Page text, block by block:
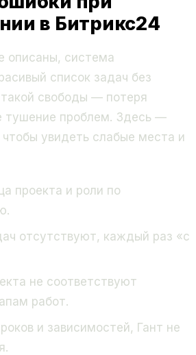
в Битрикс24
описаны, система
список задач без
свободы — потеря
тушение проблем. Здесь —
чтобы увидеть слабые места и
проекта и роли по
отсутствуют, каждый раз «с
не соответствуют
работ.
и зависимостей, Гант не